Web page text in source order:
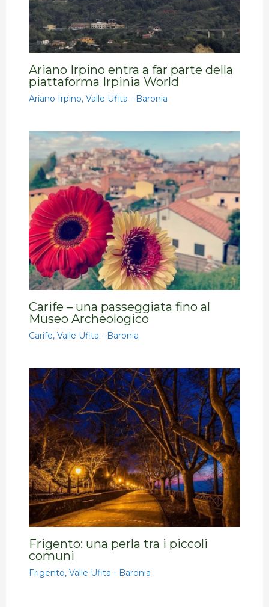
Ariano Irpino entra a far parte della
piattaforma Irpinia World
Ariano Irpino,Valle Ufita - Baronia
Carife – una passeggiata fino al
Museo Archeologico
Carife,Valle Ufita - Baronia
Frigento: una perla tra i piccoli
comuni
Frigento,Valle Ufita - Baronia